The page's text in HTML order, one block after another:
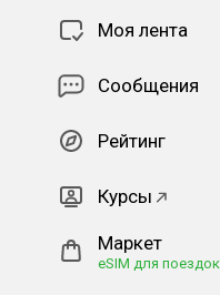
Моя лента
Сообщения
Рейтинг
Курсы
Маркет
eSIM для поездок